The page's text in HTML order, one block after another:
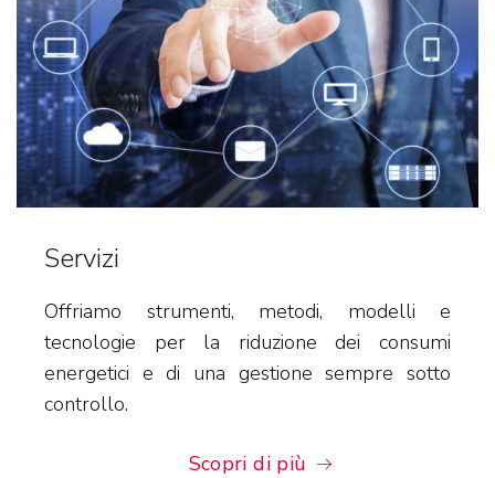
Servizi
Offriamo strumenti, metodi, modelli e
tecnologie per la riduzione dei consumi
energetici e di una gestione sempre sotto
controllo.
Scopri di più